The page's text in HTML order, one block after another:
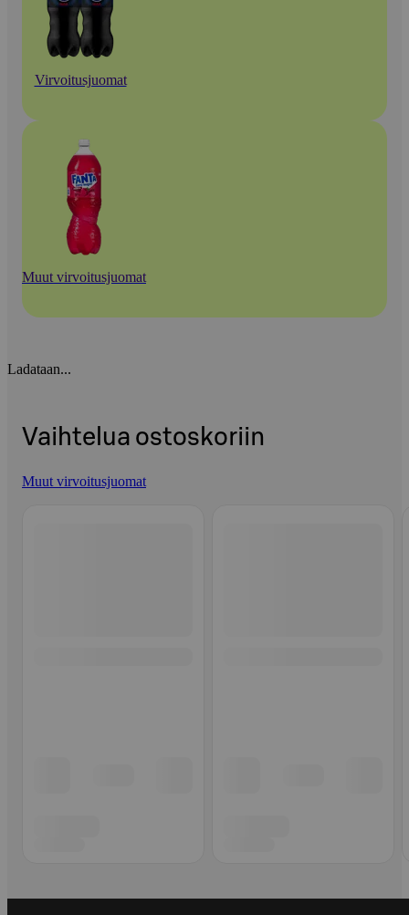
Virvoitusjuomat
Muut virvoitusjuomat
Ladataan...
Vaihtelua ostoskoriin
Muut virvoitusjuomat